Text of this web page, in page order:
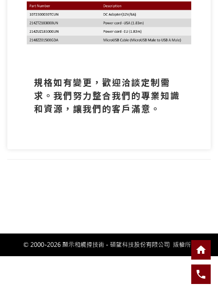
規格如有變更，歡迎洽談定制需
求。我們努力整合我們的專業知識
和資源，讓我們的客戶滿意。